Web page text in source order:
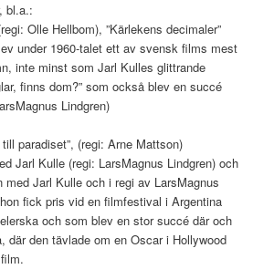
bl.a.:
Olle Hellbom), ”Kärlekens decimaler”
under 1960-talet ett av svensk films mest
inte minst som Jarl Kulles glittrande
finns dom?” som också blev en succé
Lindgren)
paradiset”, (regi: Arne Mattson)
Jarl Kulle (regi: LarsMagnus Lindgren) och
med Jarl Kulle och i regi av LarsMagnus
fick pris vid en filmfestival i Argentina
och som blev en stor succé där och
där den tävlade om en Oscar i Hollywood